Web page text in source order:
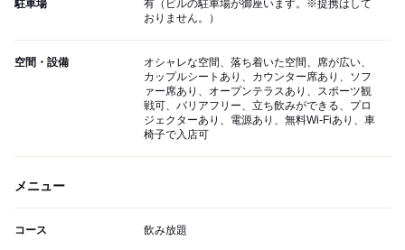
駐車場
有（ビルの駐車場が御座います。※提携はして
おりません。）
空間・設備
オシャレな空間、落ち着いた空間、席が広い、
カップルシートあり、カウンター席あり、ソフ
ァー席あり、オープンテラスあり、スポーツ観
戦可、バリアフリー、立ち飲みができる、プロ
ジェクターあり、電源あり、無料Wi-Fiあり、車
椅子で入店可
メニュー
コース 飲み放題